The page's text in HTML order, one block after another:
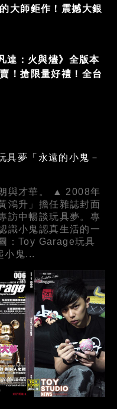
大師鉅作！震撼大銀
達：火與燼》全版本
！搶限量好禮！全台
具夢「永遠的小鬼－
與才華。 ▲ 2008年
鴻升」擔任雜誌封面
訪中暢談玩具夢。專
識小鬼認真生活的一
：Toy Garage玩具
小鬼...